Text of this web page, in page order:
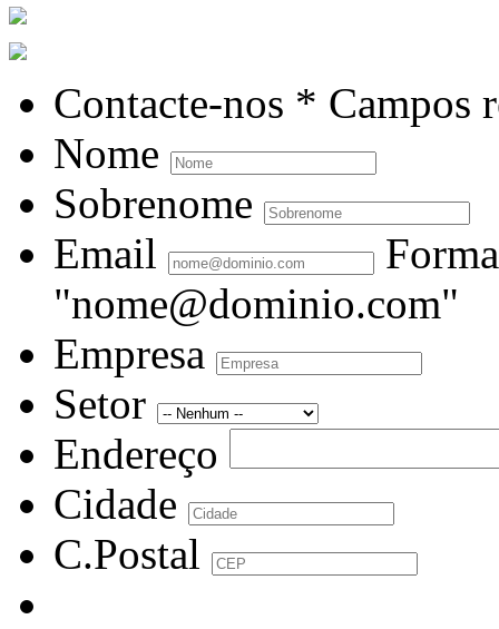
Contacte-nos * Campos
Nome
Sobrenome
Email
"nome@dominio.com"
Empresa
Setor
Endereço
Cidade
C.Postal